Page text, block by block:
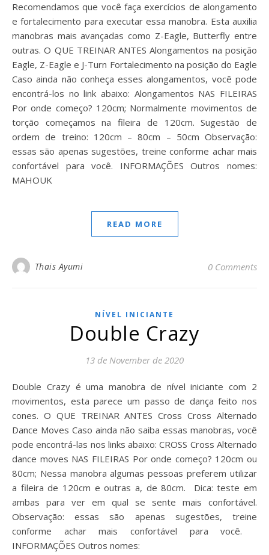
Recomendamos que você faça exercícios de alongamento
e fortalecimento para executar essa manobra. Esta auxilia
manobras mais avançadas como Z-Eagle, Butterfly entre
outras. O QUE TREINAR ANTES Alongamentos na posição
Eagle, Z-Eagle e J-Turn Fortalecimento na posição do Eagle
Caso ainda não conheça esses alongamentos, você pode
encontrá-los no link abaixo: Alongamentos NAS FILEIRAS
Por onde começo? 120cm; Normalmente movimentos de
torção começamos na fileira de 120cm. Sugestão de
ordem de treino: 120cm – 80cm – 50cm Observação:
essas são apenas sugestões, treine conforme achar mais
confortável para você. INFORMAÇÕES Outros nomes:
MAHOUK
READ MORE
Thais Ayumi 0 Comments
NÍVEL INICIANTE
Double Crazy
13 de November de 2020
Double Crazy é uma manobra de nível iniciante com 2
movimentos, esta parece um passo de dança feito nos
cones. O QUE TREINAR ANTES Cross Cross Alternado
Dance Moves Caso ainda não saiba essas manobras, você
pode encontrá-las nos links abaixo: CROSS Cross Alternado
dance moves NAS FILEIRAS Por onde começo? 120cm ou
80cm; Nessa manobra algumas pessoas preferem utilizar
a fileira de 120cm e outras a, de 80cm. Dica: teste em
ambas para ver em qual se sente mais confortável.
Observação: essas são apenas sugestões, treine
conforme achar mais confortável para você.
INFORMAÇÕES Outros nomes: